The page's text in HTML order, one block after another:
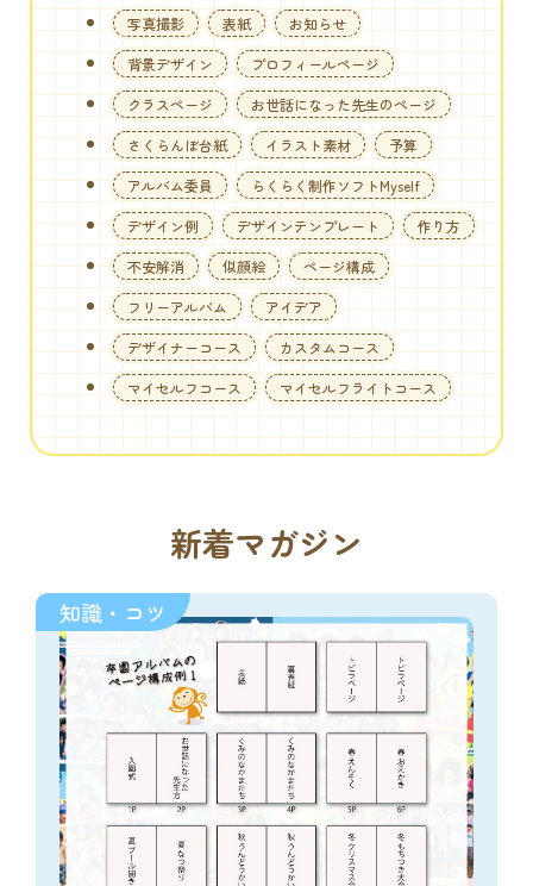
写真撮影
表紙
お知らせ
背景デザイン
プロフィールページ
クラスページ
お世話になった先生のページ
さくらんぼ台紙
イラスト素材
予算
アルバム委員
らくらく制作ソフトMyself
デザイン例
デザインテンプレート
作り方
不安解消
似顔絵
ページ構成
フリーアルバム
アイデア
デザイナーコース
カスタムコース
マイセルフコース
マイセルフライトコース
新着マガジン
知識・コツ